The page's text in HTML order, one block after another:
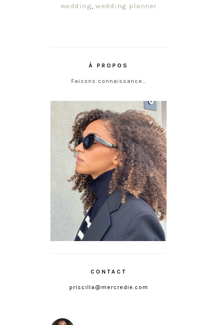
wedding, wedding planner
À PROPOS
Faisons connaissance…
CONTACT
priscilla@mercredie.com